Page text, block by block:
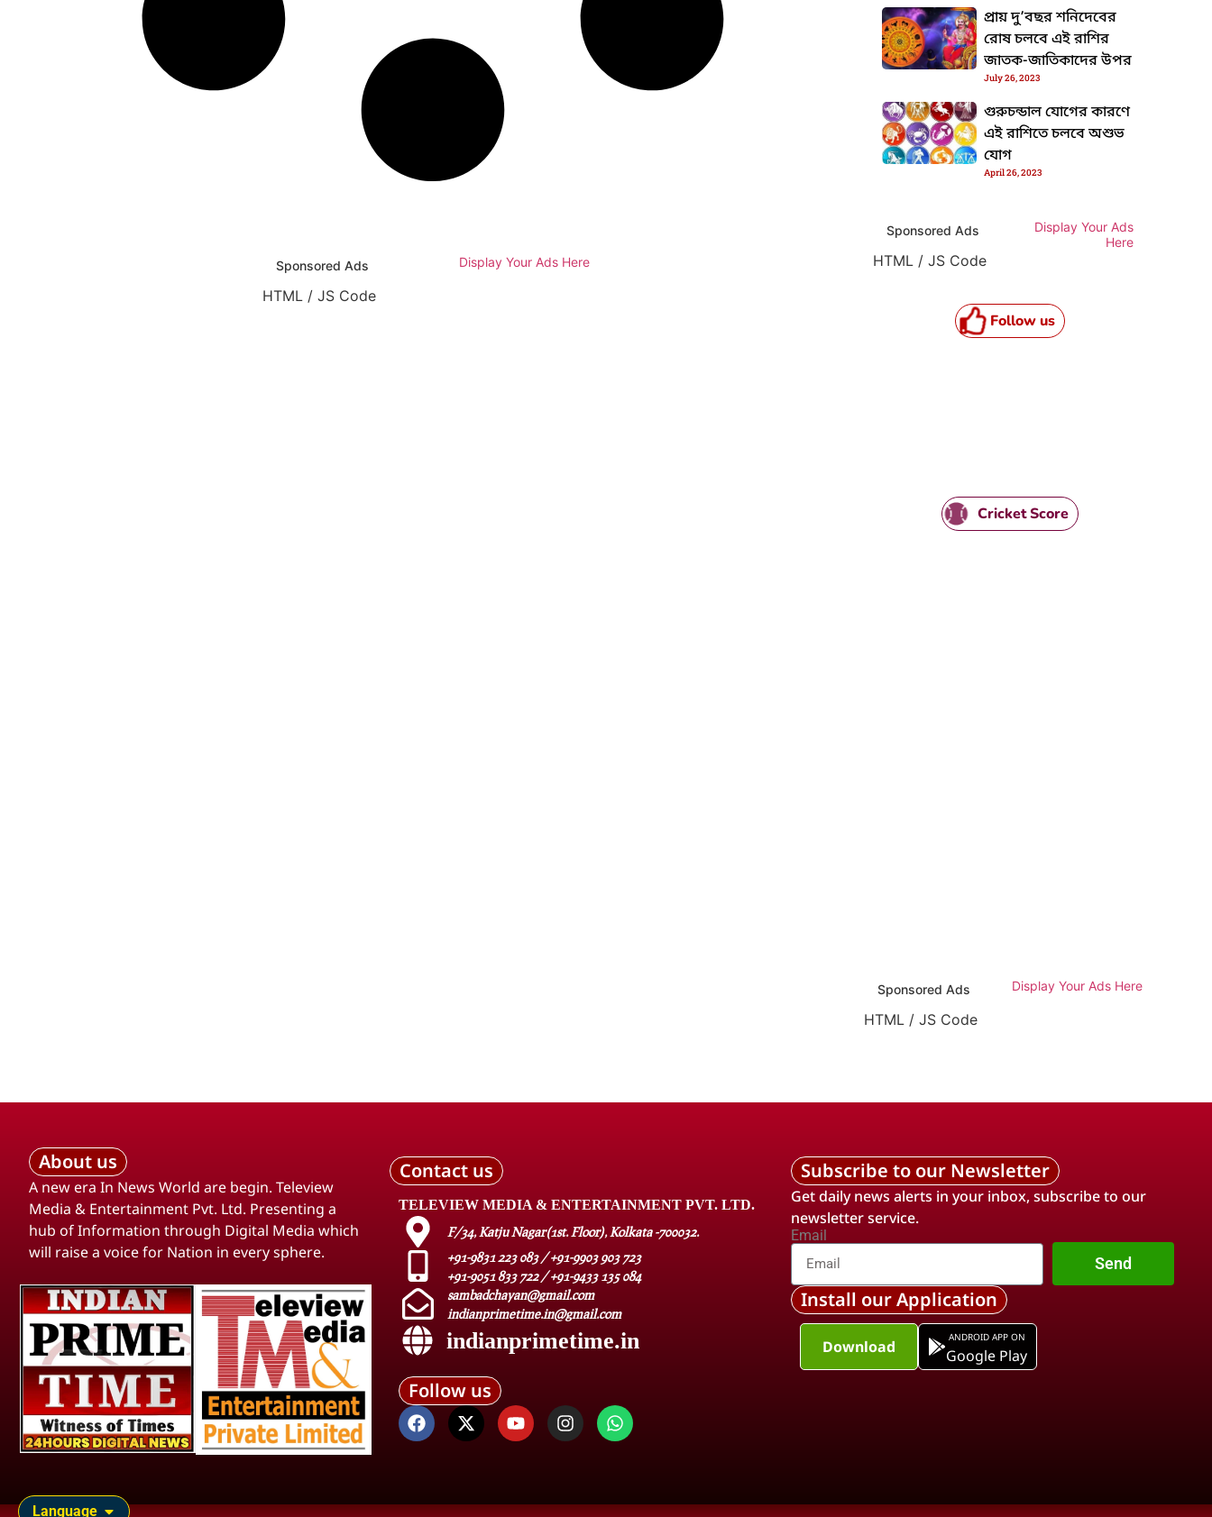
Sponsored Ads Display Your Ads Here
HTML / JS Code
প্রায় দু’বছর শনিদেবের
রোষ চলবে এই রাশির
জাতক-জাতিকাদের উপর
July 26, 2023
গুরুচন্ডাল যোগের কারণে
এই রাশিতে চলবে অশুভ
যোগ
April 26, 2023
Sponsored Ads
Display Your Ads
Here
HTML / JS Code HTML / JS Code
Follow us
Cricket Score
Sponsored Ads Display Your Ads Here
HTML / JS Code
Language
About us
A new era In News World are begin. Teleview
Media & Entertainment Pvt. Ltd. Presenting a
hub of Information through Digital Media which
will raise a voice for Nation in every sphere.
Contact us
TELEVIEW MEDIA & ENTERTAINMENT PVT. LTD.
F/34, Katju Nagar(1st. Floor), Kolkata -700032.
+91-9831 223 083 / +91-9903 903 723
+91-9051 833 722 / +91-9433 135 084
sambadchayan@gmail.com
indianprimetime.in@gmail.com
indianprimetime.in
Follow us
Subscribe to our Newsletter
Get daily news alerts in your inbox, subscribe to our
newsletter service.
Email
Send
Install our Application
Download ANDROID APP ON
Google Play